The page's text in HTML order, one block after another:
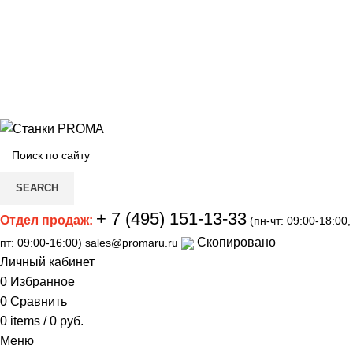
SEARCH
Отдел продаж: + 7 (495) 151-13-33 (пн-чт: 09:00-18:00,
пт: 09:00-16:00) sales@promaru.ru
Скопировано
Личный кабинет
0 Избранное
0 Сравнить
0 items / 0 руб.
Меню